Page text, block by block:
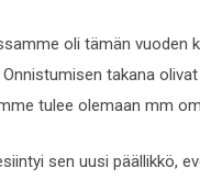
oli tämän
takana
tulee olemaan mm
sen uusi päällikkö,